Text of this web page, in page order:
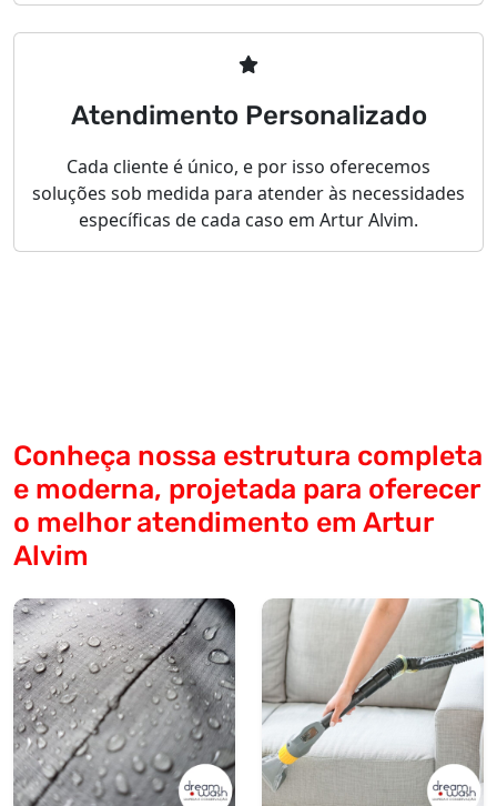
Atendimento Personalizado
Cada cliente é único, e por isso oferecemos
soluções sob medida para atender às necessidades
específicas de cada caso em Artur Alvim.
Conheça nossa estrutura completa
e moderna, projetada para oferecer
o melhor atendimento em Artur
Alvim